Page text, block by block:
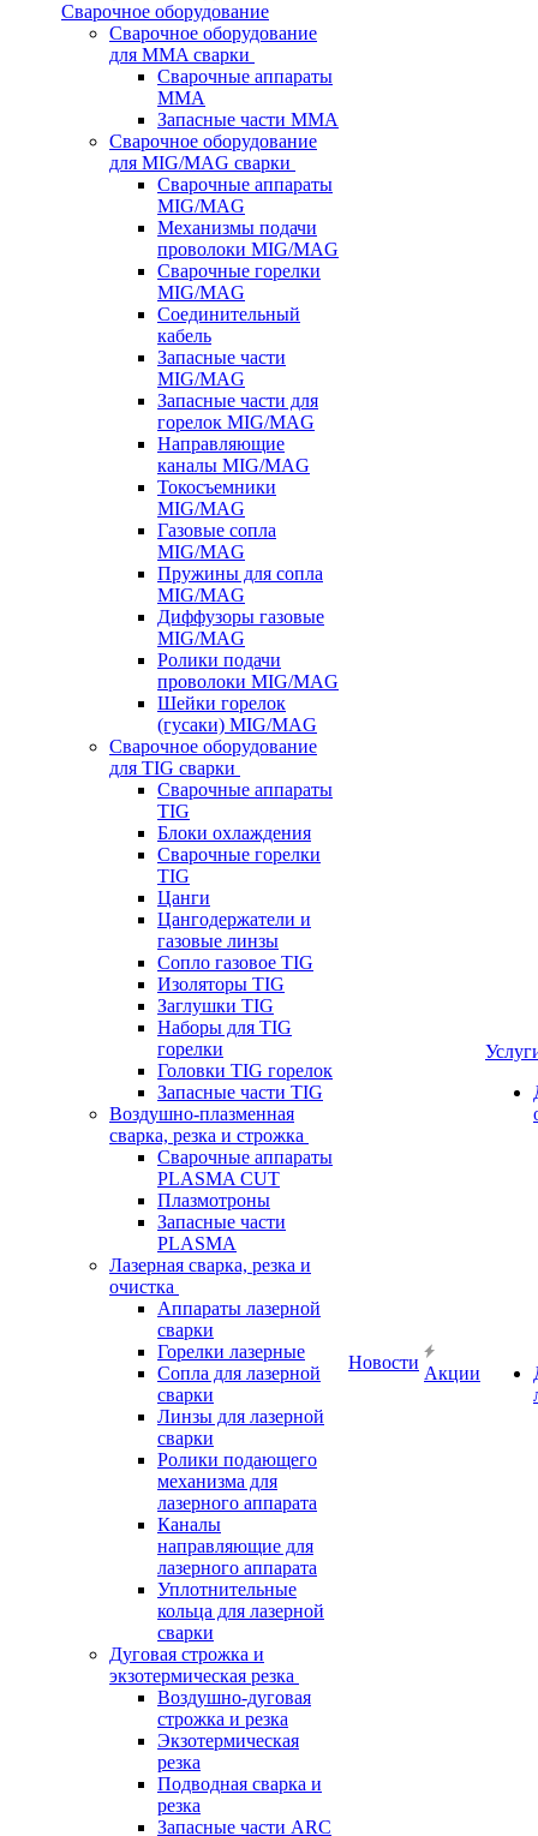
Сварочное оборудование
Сварочное оборудование
для MMA сварки
Сварочные аппараты
MMA
Запасные части MMA
Сварочное оборудование
для MIG/MAG сварки
Сварочные аппараты
MIG/MAG
Механизмы подачи
проволоки MIG/MAG
Сварочные горелки
MIG/MAG
Соединительный
кабель
Запасные части
MIG/MAG
Запасные части для
горелок MIG/MAG
Направляющие
каналы MIG/MAG
Токосъемники
MIG/MAG
Газовые сопла
MIG/MAG
Пружины для сопла
MIG/MAG
Диффузоры газовые
MIG/MAG
Ролики подачи
проволоки MIG/MAG
Шейки горелок
(гусаки) MIG/MAG
Сварочное оборудование
для TIG сварки
Сварочные аппараты
TIG
Блоки охлаждения
Сварочные горелки
TIG
Цанги
Цангодержатели и
газовые линзы
Сопло газовое TIG
Изоляторы TIG
Заглушки TIG
Наборы для TIG
горелки
Головки TIG горелок
Запасные части TIG
Воздушно-плазменная
сварка, резка и строжка
Сварочные аппараты
PLASMA CUT
Плазмотроны
Запасные части
PLASMA
Лазерная сварка, резка и
очистка
Аппараты лазерной
сварки
Горелки лазерные
Сопла для лазерной
сварки
Линзы для лазерной
сварки
Ролики подающего
механизма для
лазерного аппарата
Каналы
направляющие для
лазерного аппарата
Уплотнительные
кольца для лазерной
сварки
Дуговая строжка и
экзотермическая резка
Воздушно-дуговая
строжка и резка
Экзотермическая
резка
Подводная сварка и
резка
Запасные части ARC
Новости
Акции